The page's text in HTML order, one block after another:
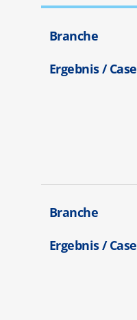
Branche
Ergebnis / Case
Branche
Ergebnis / Case